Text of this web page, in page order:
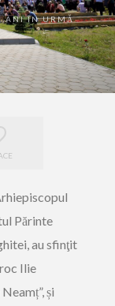
ANI ÎN URMĂ
Părinte
au sfinţit
Ilie
și